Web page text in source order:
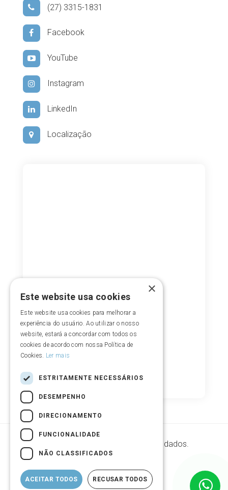
(27) 3315-1831
Facebook
YouTube
Instagram
LinkedIn
Localização
Segurança de armazenamento de dados.
×
Este website usa cookies
Este website usa cookies para melhorar a
experiência do usuário. Ao utilizar o nosso
website, estará a concordar com todos os
cookies de acordo com nossa Política de
Cookies. Ler mais
ESTRITAMENTE NECESSÁRIOS
DESEMPENHO
DIRECIONAMENTO
FUNCIONALIDADE
NÃO CLASSIFICADOS
ACEITAR TODOS RECUSAR TODOS